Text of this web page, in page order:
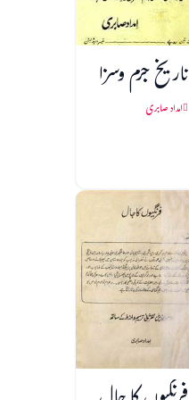
تاریخ جرم وسزا
امداد صابری